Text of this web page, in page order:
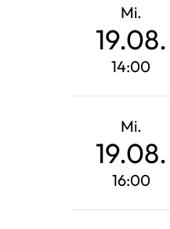
Mi.
19.08.
14:00
Mi.
19.08.
16:00